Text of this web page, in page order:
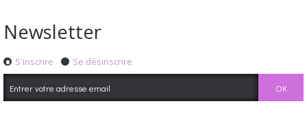
Newsletter
S'inscrire Se désinscrire